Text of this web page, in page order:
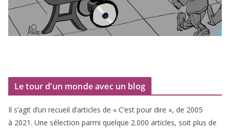
Le tour d’un monde avec un blog
Il s’agit d’un recueil d’ar­ticles de « C’est pour dire », de 2005
à 2021 . Une sélec­tion par­mi quelque 2.000 articles, soit plus de